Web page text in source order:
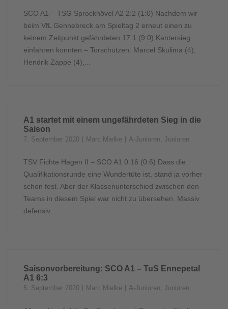
SCO A1 – TSG Sprockhövel A2 2:2 (1:0) Nachdem wir
beim VfL Gennebreck am Spieltag 2 erneut einen zu
keinem Zeitpunkt gefährdeten 17:1 (9:0) Kantersieg
einfahren konnten – Torschützen: Marcel Skulima (4),
Hendrik Zappe (4),...
A1 startet mit einem ungefährdeten Sieg in die
Saison
7. September 2020 Marc Mielke A-Junioren, Junioren
TSV Fichte Hagen II – SCO A1 0:16 (0:6) Dass die
Qualifikationsrunde eine Wundertüte ist, stand ja vorher
schon fest. Aber der Klassenunterschied zwischen den
Teams in diesem Spiel war nicht zu übersehen. Massiv
defensiv,...
Saisonvorbereitung: SCO A1 – TuS Ennepetal
A1 6:3
5. September 2020 Marc Mielke A-Junioren, Junioren